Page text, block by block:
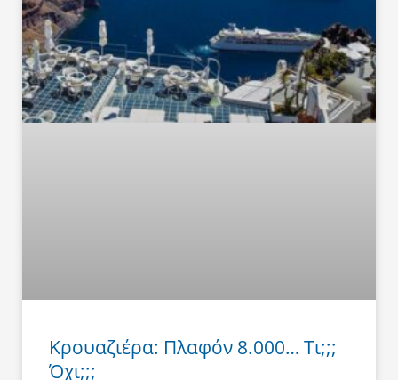
Κρουαζιέρα: Πλαφόν 8.000… Τι;;;
Όχι;;;